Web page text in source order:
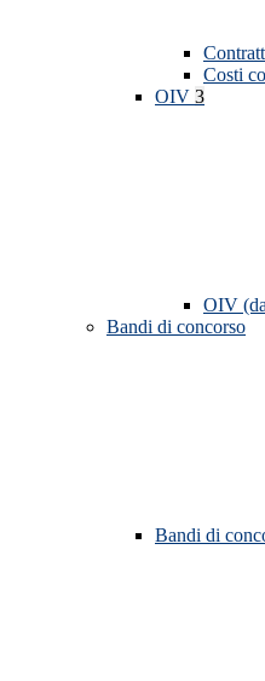
Costi
OIV 3
OIV
Bandi di concorso
Bandi di